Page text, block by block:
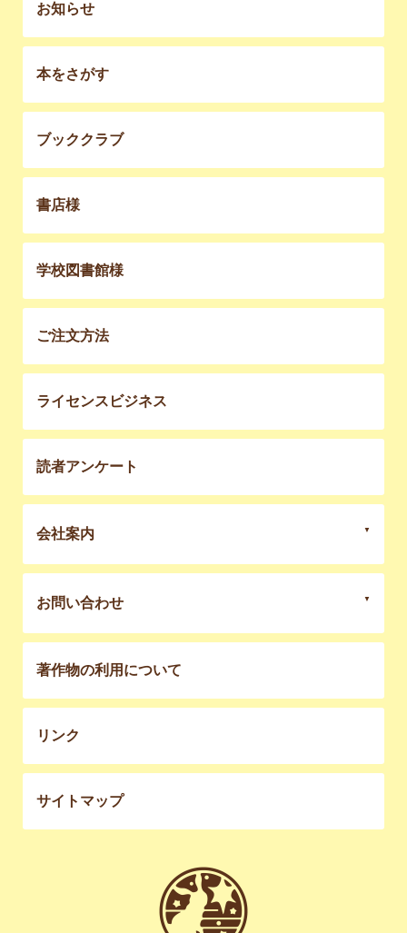
お知らせ
本をさがす
ブッククラブ
書店様
学校図書館様
ご注文方法
ライセンスビジネス
読者アンケート
会社案内
お問い合わせ
著作物の利用について
リンク
サイトマップ